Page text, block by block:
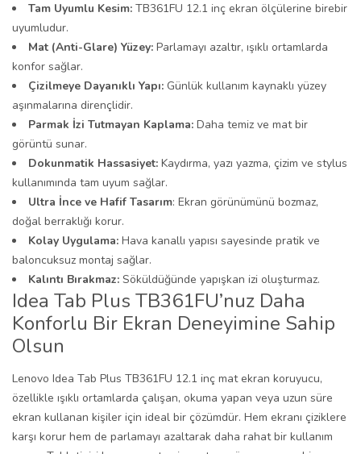
Tam Uyumlu Kesim: TB361FU 12.1 inç ekran ölçülerine birebir
uyumludur.
Mat (Anti-Glare) Yüzey: Parlamayı azaltır, ışıklı ortamlarda
konfor sağlar.
Çizilmeye Dayanıklı Yapı: Günlük kullanım kaynaklı yüzey
aşınmalarına dirençlidir.
Parmak İzi Tutmayan Kaplama: Daha temiz ve mat bir
görüntü sunar.
Dokunmatik Hassasiyet: Kaydırma, yazı yazma, çizim ve stylus
kullanımında tam uyum sağlar.
Ultra İnce ve Hafif Tasarım: Ekran görünümünü bozmaz,
doğal berraklığı korur.
Kolay Uygulama: Hava kanallı yapısı sayesinde pratik ve
baloncuksuz montaj sağlar.
Kalıntı Bırakmaz: Söküldüğünde yapışkan izi oluşturmaz.
Idea Tab Plus TB361FU’nuz Daha
Konforlu Bir Ekran Deneyimine Sahip
Olsun
Lenovo Idea Tab Plus TB361FU 12.1 inç mat ekran koruyucu,
özellikle ışıklı ortamlarda çalışan, okuma yapan veya uzun süre
ekran kullanan kişiler için ideal bir çözümdür. Hem ekranı çiziklere
karşı korur hem de parlamayı azaltarak daha rahat bir kullanım